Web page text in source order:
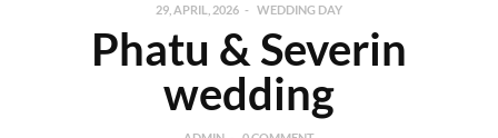
29, APRIL, 2026 WEDDING DAY
Phatu & Severin
wedding